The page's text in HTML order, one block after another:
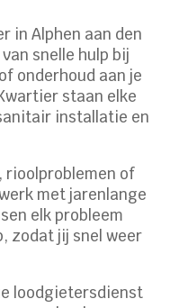
in Alphen aan den
snelle hulp bij
onderhoud aan je
staan elke
installatie en
rioolproblemen of
met jarenlange
elk probleem
zodat jij snel weer
loodgietersdienst